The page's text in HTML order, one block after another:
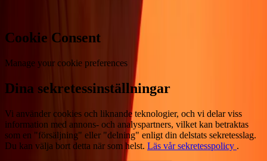
Cookie Consent
Manage your cookie preferences
Dina sekretessinställningar
Vi använder cookies och liknande teknologier, och vi delar viss
information med annons- och analyspartners, vilket kan betraktas
som en "försäljning" eller "delning" enligt din delstats sekretesslag.
Du kan välja bort detta när som helst. Läs vår sekretesspolicy .